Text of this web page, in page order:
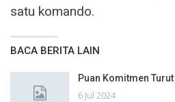
satu komando.
BACA BERITA LAIN
Puan Komitmen
6 Jul 2024